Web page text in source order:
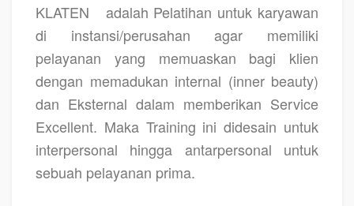
KLATEN
adalah Pelatihan untuk karyawan
di instansi/perusahan agar memiliki
pelayanan yang memuaskan bagi klien
dengan memadukan internal (inner beauty)
dan Eksternal dalam memberikan Service
Excellent. Maka Training ini didesain untuk
interpersonal hingga antarpersonal untuk
sebuah pelayanan prima.